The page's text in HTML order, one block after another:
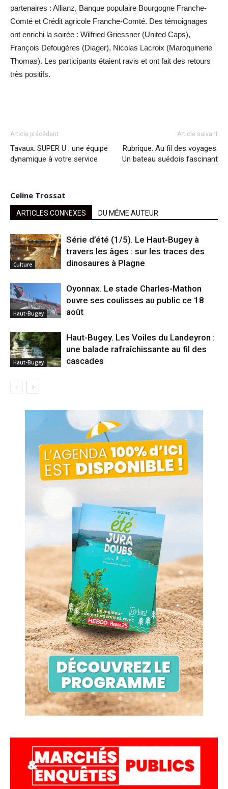
partenaires : Allianz, Banque populaire Bourgogne Franche-
Comté et Crédit agricole Franche-Comté. Des témoignages
ont enrichi la soirée : Wilfried Griessner (United Caps),
François Defougères (Diager), Nicolas Lacroix (Maroquinerie
Thomas). Les participants étaient ravis et ont fait des retours
très positifs.
Article précédent
Tavaux. SUPER U : une équipe
dynamique à votre service
Article suivant
Rubrique. Au fil des voyages.
Un bateau suédois fascinant
Celine Trossat
ARTICLES CONNEXES DU MÊME AUTEUR
Culture
Série d’été (1/5). Le Haut-Bugey à
travers les âges : sur les traces des
dinosaures à Plagne
Haut-Bugey
Oyonnax. Le stade Charles-Mathon
ouvre ses coulisses au public ce 18
août
Haut-Bugey
Haut-Bugey. Les Voiles du Landeyron :
une balade rafraîchissante au fil des
cascades